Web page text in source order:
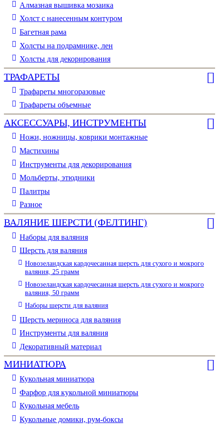
Алмазная вышивка мозаика
Холст с нанесенным контуром
Багетная рама
Холсты на подрамнике, лен
Холсты для декорирования
ТРАФАРЕТЫ
Трафареты многоразовые
Трафареты объемные
АКСЕССУАРЫ, ИНСТРУМЕНТЫ
Ножи, ножницы, коврики монтажные
Мастихины
Инструменты для декорирования
Мольберты, этюдники
Палитры
Разное
ВАЛЯНИЕ ШЕРСТИ (ФЕЛТИНГ)
Наборы для валяния
Шерсть для валяния
Новозеландская кардочесанная шерсть для сухого и мокрого
валяния, 25 грамм
Новозеландская кардочесанная шерсть для сухого и мокрого
валяния, 50 грамм
Наборы шерсти для валяния
Шерсть мериноса для валяния
Инструменты для валяния
Декоративный материал
МИНИАТЮРА
Кукольная миниатюра
Фарфор для кукольной миниатюры
Кукольная мебель
Кукольные домики, рум-боксы